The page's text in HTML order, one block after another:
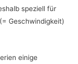
speziell für
Geschwindigkeit)
einige